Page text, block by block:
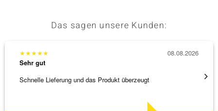
Das sagen unsere Kunden:
★★★★★
Sehr gut
Schnelle Lieferung und das Produkt überzeugt
08.08.2026